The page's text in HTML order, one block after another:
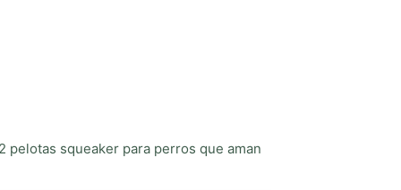
pelotas squeaker para perros que aman